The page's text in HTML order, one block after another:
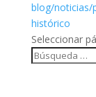
blog/noticias/
histórico
Seleccionar